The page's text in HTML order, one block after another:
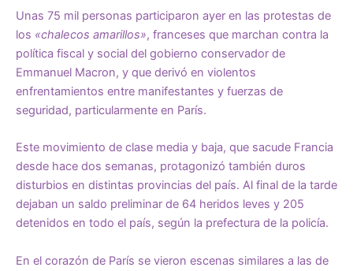
Unas 75 mil personas participaron ayer en las protestas de
los «chalecos amarillos», franceses que marchan contra la
política fiscal y social del gobierno conservador de
Emmanuel Macron, y que derivó en violentos
enfrentamientos entre manifestantes y fuerzas de
seguridad, particularmente en París.
Este movimiento de clase media y baja, que sacude Francia
desde hace dos semanas, protagonizó también duros
disturbios en distintas provincias del país. Al final de la tarde
dejaban un saldo preliminar de 64 heridos leves y 205
detenidos en todo el país, según la prefectura de la policía.
En el corazón de París se vieron escenas similares a las de